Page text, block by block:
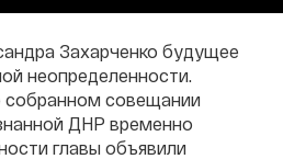
Захарченко будущее
неопределенности.
собранном совещании
ДНР временно
главы объявили